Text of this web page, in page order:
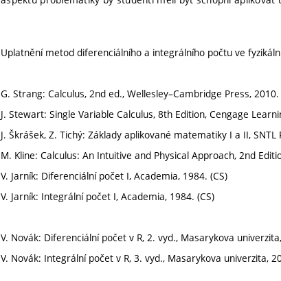
Uplatnění metod diferenciálního a integrálního počtu ve
G. Strang: Calculus, 2nd ed., Wellesley–Cambridge Press, 2010.
J. Stewart: Single Variable Calculus, 8th Edition, Cengage
J. Škrášek, Z. Tichý: Základy aplikované matematiky I a II, SNTL
M. Kline: Calculus: An Intuitive and Physical Approach, 2nd
V. Jarník: Diferenciální počet I, Academia, 1984. (CS)
V. Jarník: Integrální počet I, Academia, 1984. (CS)
V. Novák: Diferenciální počet v R, 2. vyd., Masarykova
V. Novák: Integrální počet v R, 3. vyd., Masarykova univerzita,